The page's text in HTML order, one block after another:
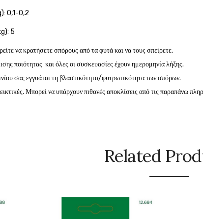
0,1-0,2
5
να κρατήσετε σπόρους από τα φυτά και να τους σπείρετε.
ποιότητας και όλες οι συσκευασίες έχουν ημερομηνία λήξης.
σας εγγυάται τη βλαστικότητα/φυτρωτικότητα των σπόρων.
Μπορεί να υπάρχουν πιθανές αποκλίσεις από τις παραπάνω
Related